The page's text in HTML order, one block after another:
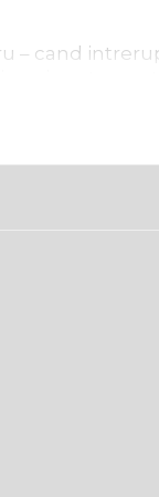
– cand